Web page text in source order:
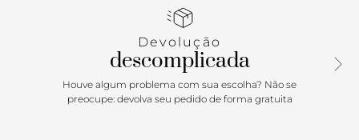
inscrição metálica em alto-relevo do nome da marca em
Devolução
descomplicada
Houve algum problema com sua escolha? Não se
preocupe: devolva seu pedido de forma gratuita